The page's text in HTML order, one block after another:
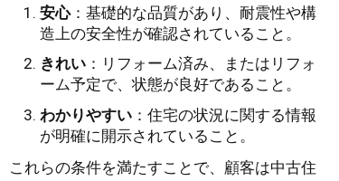
安心：基礎的な品質があり、耐震性や構
造上の安全性が確認されていること。
きれい ：リフォーム済み、またはリフォ
ーム予定で、状態が良好であること。
わかりやすい ：住宅の状況に関する情報
が明確に開示されていること。
これらの条件を満たすことで、顧客は中古住